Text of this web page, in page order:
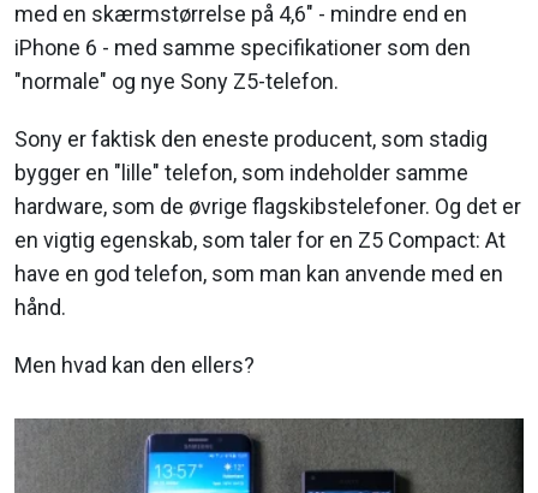
med en skærmstørrelse på 4,6" - mindre end en
iPhone 6 - med samme specifikationer som den
"normale" og nye Sony Z5-telefon.
Sony er faktisk den eneste producent, som stadig
bygger en "lille" telefon, som indeholder samme
hardware, som de øvrige flagskibstelefoner. Og det er
en vigtig egenskab, som taler for en Z5 Compact: At
have en god telefon, som man kan anvende med en
hånd.
Men hvad kan den ellers?